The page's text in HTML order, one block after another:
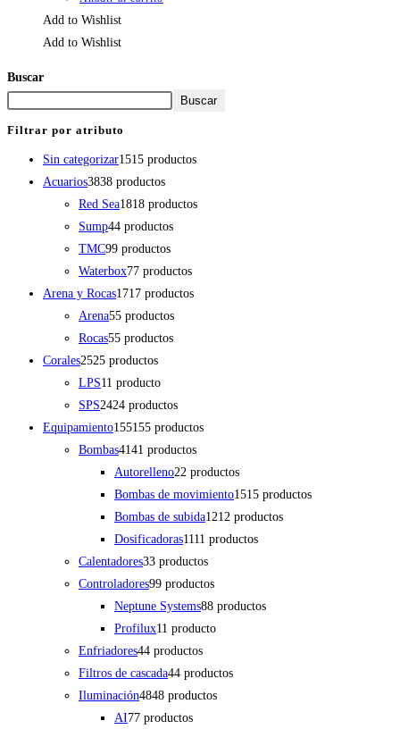
Add to Wishlist
Add to Wishlist
Buscar
Buscar
Filtrar por atributo
Sin categorizar1515 productos
Acuarios3838 productos
Red Sea1818 productos
Sump44 productos
TMC99 productos
Waterbox77 productos
Arena y Rocas1717 productos
Arena55 productos
Rocas55 productos
Corales2525 productos
LPS1 1 producto
SPS2424 productos
Equipamiento155155 productos
Bombas41 41 productos
Autorelleno22 productos
Bombas de movimiento1515 productos
Bombas de subida1212 productos
Dosificadoras11 11 productos
Calentadores33 productos
Controladores99 productos
Neptune Systems88 productos
Profilux1 1 producto
Enfriadores44 productos
Filtros de cascada44 productos
Iluminación4848 productos
AI77 productos